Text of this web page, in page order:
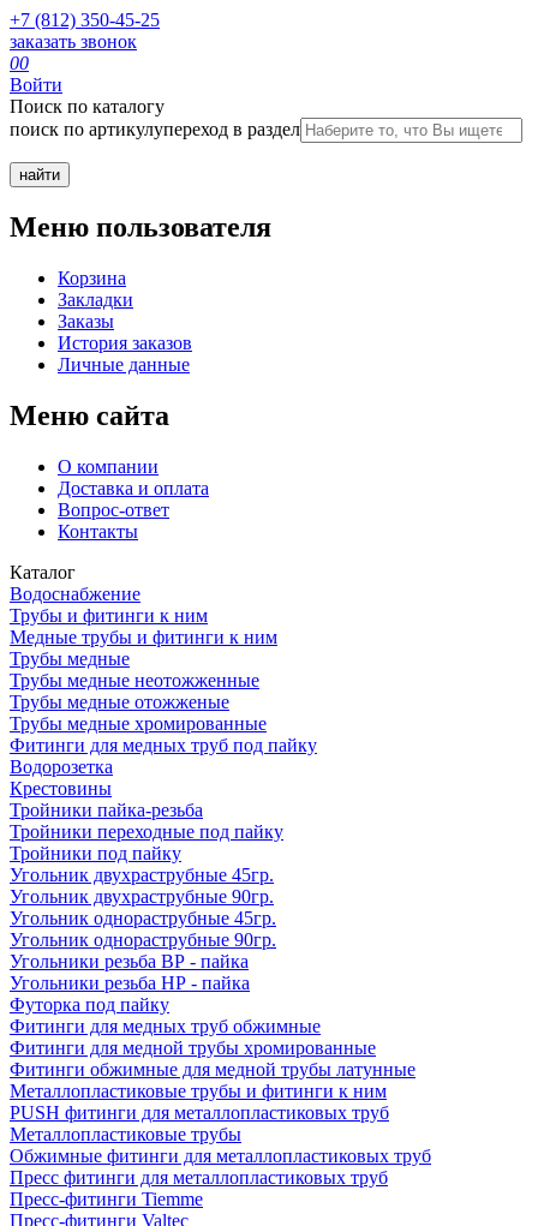
+7 (812) 350-45-25
заказать звонок
00
Войти
Поиск по каталогу
поиск по артикулупереход в раздел
Меню пользователя
Корзина
Закладки
Заказы
История заказов
Личные данные
Меню сайта
О компании
Доставка и оплата
Вопрос-ответ
Контакты
Каталог
Водоснабжение
Трубы и фитинги к ним
Медные трубы и фитинги к ним
Трубы медные
Трубы медные неотожженные
Трубы медные отожженые
Трубы медные хромированные
Фитинги для медных труб под пайку
Водорозетка
Крестовины
Тройники пайка-резьба
Тройники переходные под пайку
Тройники под пайку
Угольник двухраструбные 45гр.
Угольник двухраструбные 90гр.
Угольник однораструбные 45гр.
Угольник однораструбные 90гр.
Угольники резьба ВР - пайка
Угольники резьба НР - пайка
Футорка под пайку
Фитинги для медных труб обжимные
Фитинги для медной трубы хромированные
Фитинги обжимные для медной трубы латунные
Металлопластиковые трубы и фитинги к ним
PUSH фитинги для металлопластиковых труб
Металлопластиковые трубы
Обжимные фитинги для металлопластиковых труб
Пресс фитинги для металлопластиковых труб
Пресс-фитинги Tiemme
Пресс-фитинги Valtec